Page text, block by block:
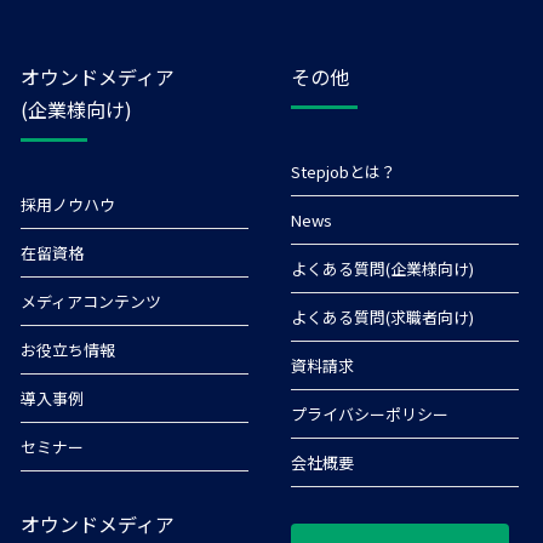
オウンドメディア
(企業様向け)
採用ノウハウ
在留資格
メディアコンテンツ
お役立ち情報
導入事例
セミナー
オウンドメディア
その他
Stepjobとは？
News
よくある質問(企業様向け)
よくある質問(求職者向け)
資料請求
プライバシーポリシー
会社概要